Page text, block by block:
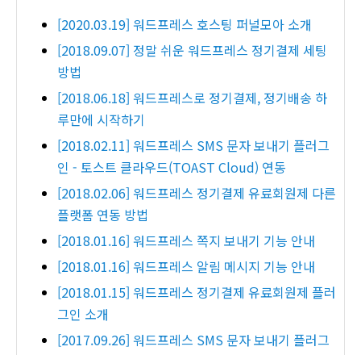
[2020.03.19] 워드프레스 호스팅 퍼널모아 소개
[2018.09.07] 정말 쉬운 워드프레스 정기결제 세팅
방법
[2018.06.18] 워드프레스로 정기결제, 정기배송 하
루만에 시작하기
[2018.02.11] 워드프레스 SMS 문자 보내기 플러그
인 - 토스트 클라우드(TOAST Cloud) 연동
[2018.02.06] 워드프레스 정기결제 유료회원제 다른
플랫폼 연동 방법
[2018.01.16] 워드프레스 쪽지 보내기 기능 안내
[2018.01.16] 워드프레스 알림 메시지 기능 안내
[2018.01.15] 워드프레스 정기결제 유료회원제 플러
그인 소개
[2017.09.26] 워드프레스 SMS 문자 보내기 플러그